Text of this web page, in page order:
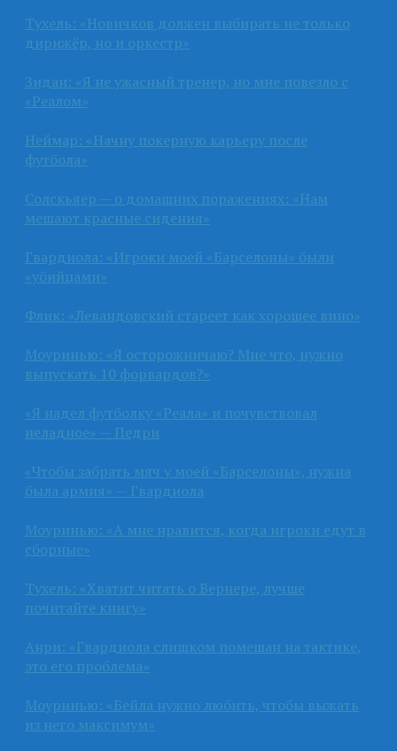
Тухель: «Новичков должен выбирать не только
дирижёр, но и оркестр»
Зидан: «Я не ужасный тренер, но мне повезло с
«Реалом»
Неймар: «Начну покерную карьеру после
футбола»
Солскьяер — о домашних поражениях: «Нам
мешают красные сидения»
Гвардиола: «Игроки моей «Барселоны» были
«убийцами»
Флик: «Левандовский стареет как хорошее вино»
Моуринью: «Я осторожничаю? Мне что, нужно
выпускать 10 форвардов?»
«Я надел футболку «Реала» и почувствовал
неладное» — Педри
«Чтобы забрать мяч у моей «Барселоны», нужна
была армия» — Гвардиола
Моуринью: «А мне нравится, когда игроки едут в
сборные»
Тухель: «Хватит читать о Вернере, лучше
почитайте книгу»
Анри: «Гвардиола слишком помешан на тактике,
это его проблема»
Моуринью: «Бейла нужно любить, чтобы выжать
из него максимум»